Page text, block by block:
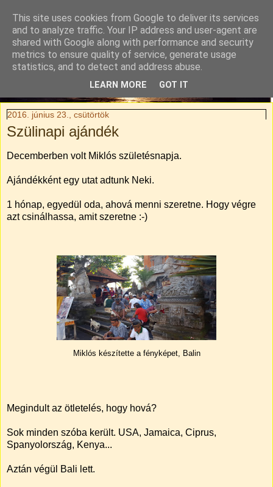
Tylli Titkai
Családi kaland-regény. Rendhagyó utazási blog.
2016. június 23., csütörtök
Szülinapi ajándék
Decemberben volt Miklós születésnapja.
Ajándékként egy utat adtunk Neki.
1 hónap, egyedül oda, ahová menni szeretne. Hogy végre
azt csinálhassa, amit szeretne :-)
Miklós készítette a fényképet, Balin
Megindult az ötletelés, hogy hová?
Sok minden szóba került. USA, Jamaica, Ciprus,
Spanyolország, Kenya...
Aztán végül Bali lett.
This site uses cookies from Google to deliver its services
and to analyze traffic. Your IP address and user-agent are
shared with Google along with performance and security
metrics to ensure quality of service, generate usage
statistics, and to detect and address abuse.
LEARN MORE GOT IT